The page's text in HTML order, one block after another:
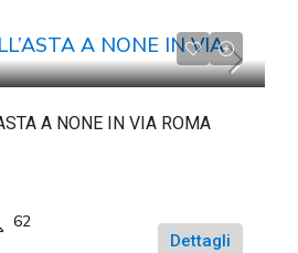
A NONE IN VIA ROMA
62
Dettagli